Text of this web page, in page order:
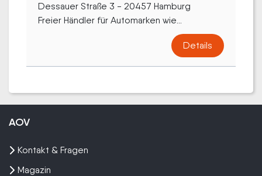
Dessauer Straße 3 - 20457 Hamburg
Freier Händler für Automarken wie...
Details
AOV
Kontakt & Fragen
Magazin